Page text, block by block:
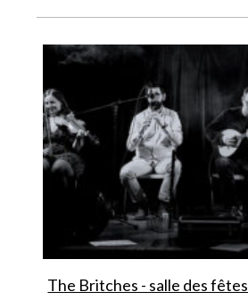
The Britches - salle des fêtes